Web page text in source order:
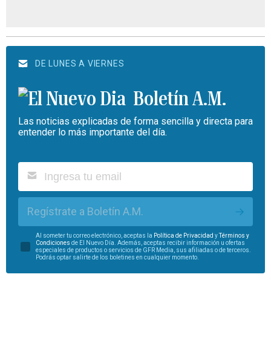
DE LUNES A VIERNES
Boletín A.M.
Las noticias explicadas de forma sencilla y directa para
entender lo más importante del día.
Regístrate a Boletín A.M.
Al someter tu correo electrónico, aceptas la Política de Privacidad yTérminos y
Condiciones de El Nuevo Día. Además, aceptas recibir información u ofertas
especiales de productos o servicios de GFR Media, sus afiliadas o de terceros.
Podrás optar salirte de los boletines en cualquier momento.